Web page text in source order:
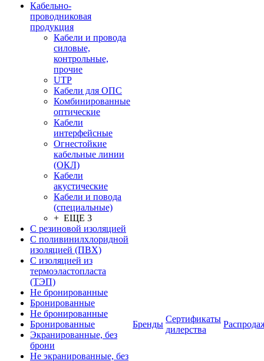
Кабельно-
проводниковая
продукция
Кабели и провода
силовые,
контрольные,
прочие
UTP
Кабели для ОПС
Комбинированные
оптические
Кабели
интерфейсные
Огнестойкие
кабельные линии
(ОКЛ)
Кабели
акустические
Кабели и повода
(специальные)
+ ЕЩЕ 3
С резиновой изоляцией
С поливинилхлоридной
изоляцией (ПВХ)
С изоляцией из
термоэластопласта
(ТЭП)
Не бронированные
Бронированные
Не бронированные
Бронированные
Экранированные, без
брони
Не экранированные, без
Бренды
Сертификаты
дилерства